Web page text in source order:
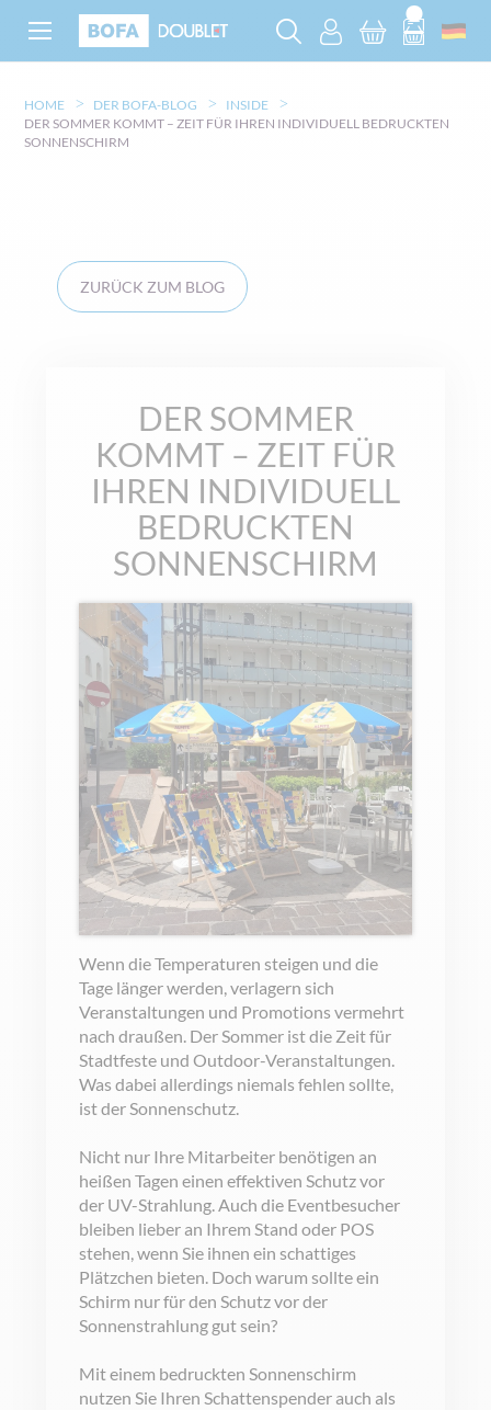
HOME DER BOFA-BLOG
INSIDE
DER SOMMER KOMMT – ZEIT FÜR IHREN INDIVIDUELL BEDRUCKTEN
SONNENSCHIRM
ZURÜCK ZUM BLOG
DER SOMMER
KOMMT – ZEIT FÜR
IHREN INDIVIDUELL
BEDRUCKTEN
SONNENSCHIRM
Wenn die Temperaturen steigen und die
Tage länger werden, verlagern sich
Veranstaltungen und Promotions vermehrt
nach draußen. Der Sommer ist die Zeit für
Stadtfeste und Outdoor-Veranstaltungen.
Was dabei allerdings niemals fehlen sollte,
ist der Sonnenschutz.
Nicht nur Ihre Mitarbeiter benötigen an
heißen Tagen einen effektiven Schutz vor
der UV-Strahlung. Auch die Eventbesucher
bleiben lieber an Ihrem Stand oder POS
stehen, wenn Sie ihnen ein schattiges
Plätzchen bieten. Doch warum sollte ein
Schirm nur für den Schutz vor der
Sonnenstrahlung gut sein?
Mit einem bedruckten Sonnenschirm
nutzen Sie Ihren Schattenspender auch als